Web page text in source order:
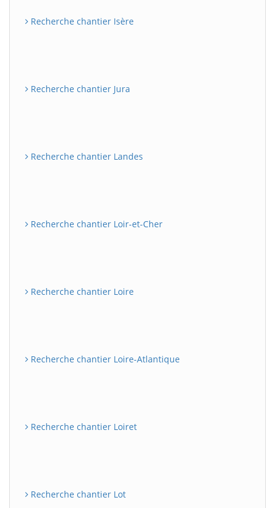
Recherche chantier Isère
Recherche chantier Jura
Recherche chantier Landes
Recherche chantier Loir-et-Cher
Recherche chantier Loire
Recherche chantier Loire-Atlantique
Recherche chantier Loiret
Recherche chantier Lot